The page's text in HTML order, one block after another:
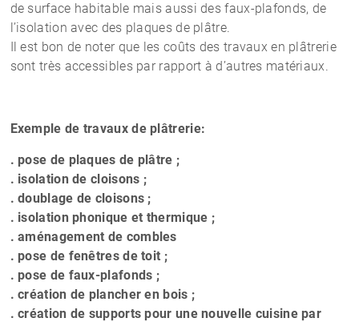
de surface habitable mais aussi des faux-plafonds, de
l’isolation avec des plaques de plâtre.
Il est bon de noter que les coûts des travaux en plâtrerie
sont très accessibles par rapport à d’autres matériaux.
Exemple de travaux de plâtrerie:
. pose de plaques de plâtre ;
. isolation de cloisons ;
. doublage de cloisons ;
. isolation phonique et thermique ;
. aménagement de combles
. pose de fenêtres de toit ;
. pose de faux-plafonds ;
. création de plancher en bois ;
. création de supports pour une nouvelle cuisine par